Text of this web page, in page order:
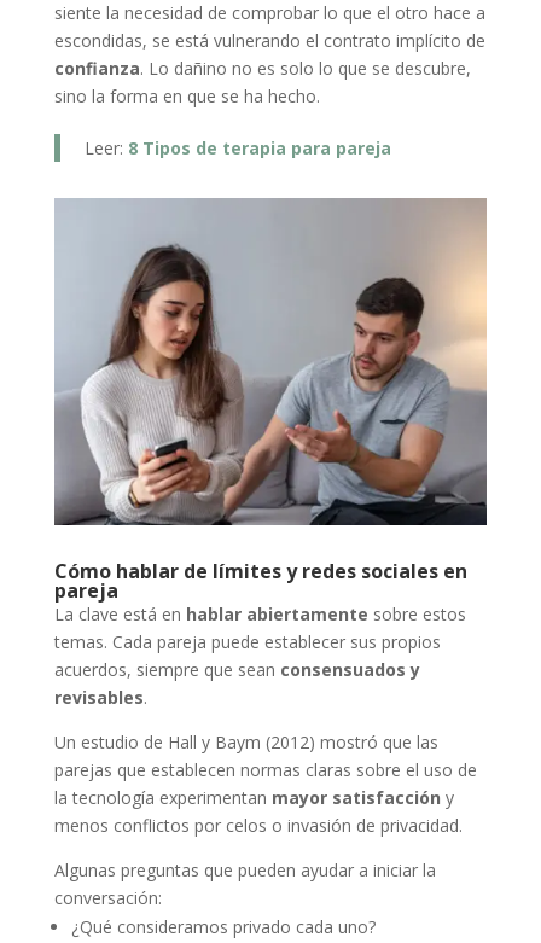
siente la necesidad de comprobar lo que el otro hace a
escondidas, se está vulnerando el contrato implícito de
confianza. Lo dañino no es solo lo que se descubre,
sino la forma en que se ha hecho.
Leer: 8 Tipos de terapia para pareja
Cómo hablar de límites y redes sociales en
pareja
La clave está en hablar abiertamente sobre estos
temas. Cada pareja puede establecer sus propios
acuerdos, siempre que sean consensuados y
revisables.
Un estudio de Hall y Baym (2012) mostró que las
parejas que establecen normas claras sobre el uso de
la tecnología experimentan mayor satisfacción y
menos conflictos por celos o invasión de privacidad.
Algunas preguntas que pueden ayudar a iniciar la
conversación:
¿Qué consideramos privado cada uno?